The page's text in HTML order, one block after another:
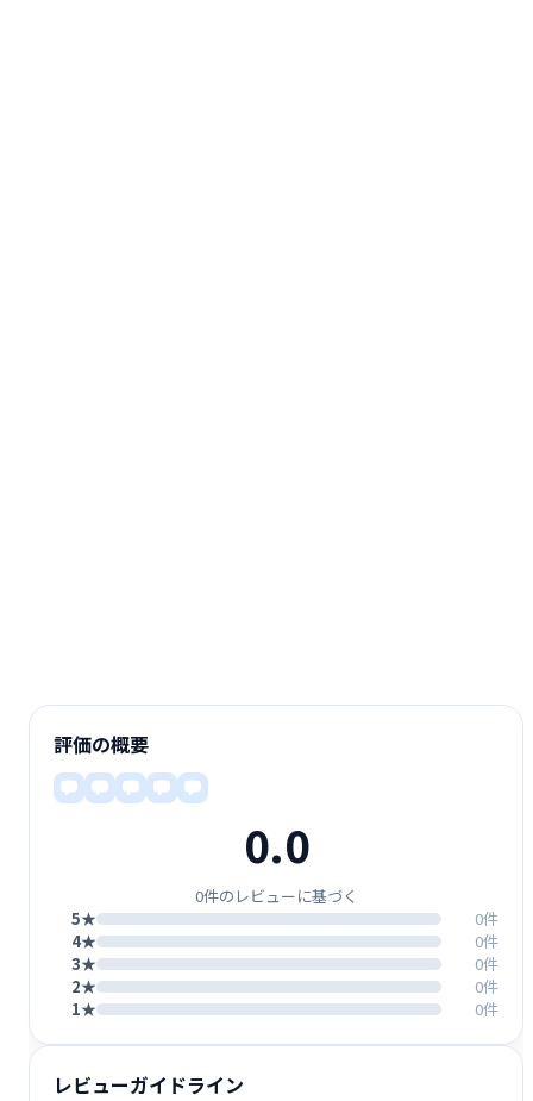
評価の概要
0.0
0件のレビューに基づく
5★
0件
4★
0件
3★
0件
2★
0件
1★
0件
レビューガイドライン